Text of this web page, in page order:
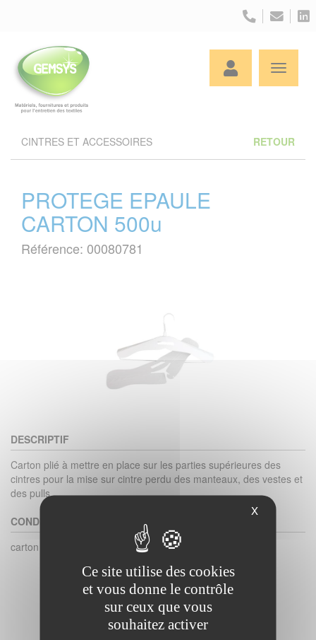
CINTRES ET ACCESSOIRES RETOUR
PROTEGE EPAULE
CARTON 500u
Référence: 00080781
DESCRIPTIF
Carton plié à mettre en place sur les parties supérieures des
cintres pour la mise sur cintre perdu des manteaux, des vestes et
des pulls
CONDITIONNEMENT
carton de 500
X
Ce site utilise des cookies
et vous donne le contrôle
sur ceux que vous
souhaitez activer